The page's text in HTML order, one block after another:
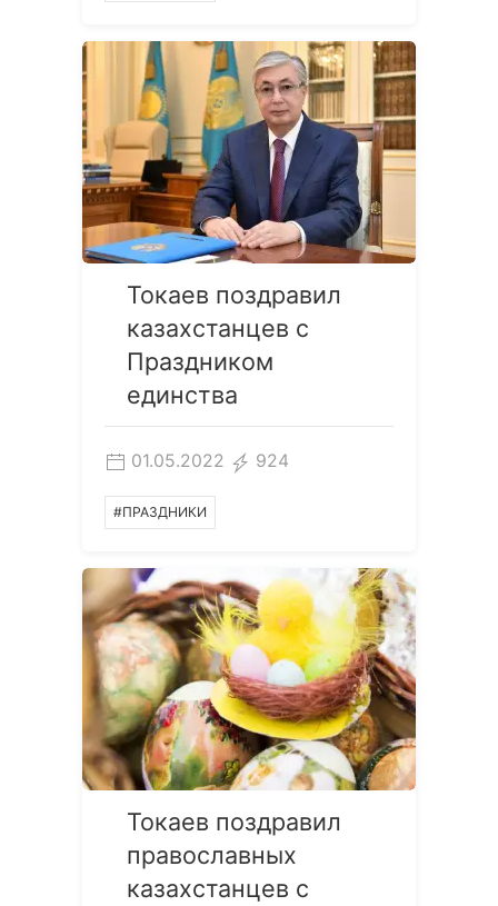
Токаев поздравил
казахстанцев с
Праздником
единства
01.05.2022 924
#ПРАЗДНИКИ
Токаев поздравил
православных
казахстанцев с